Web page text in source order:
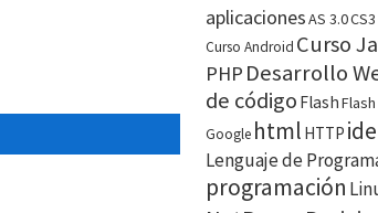
aplicacionesAS 3.0CS3
Curso Android Curso
PHP Desarrollo
de código FlashFlash
Google html HTTP ide
Lenguaje de
programación